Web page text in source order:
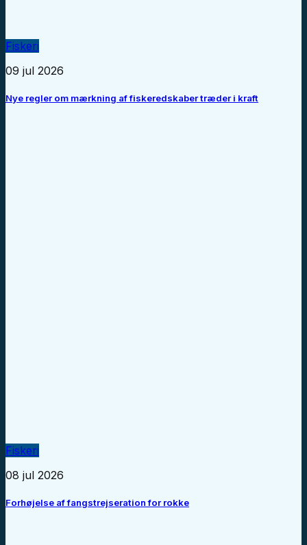
Fiskeri
09 jul 2026
Nye regler om mærkning af fiskeredskaber træder i kraft
Fiskeri
08 jul 2026
Forhøjelse af fangstrejseration for rokke